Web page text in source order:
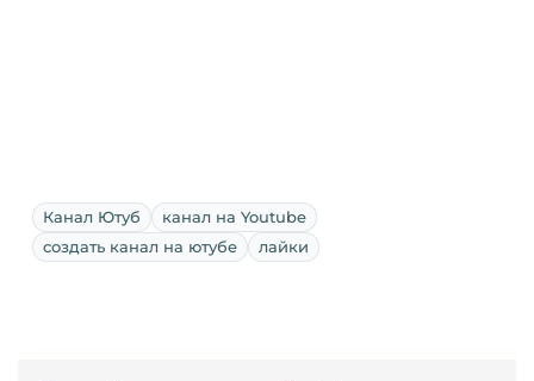
Канал Ютуб
канал на Youtube
создать канал на ютубе
лайки